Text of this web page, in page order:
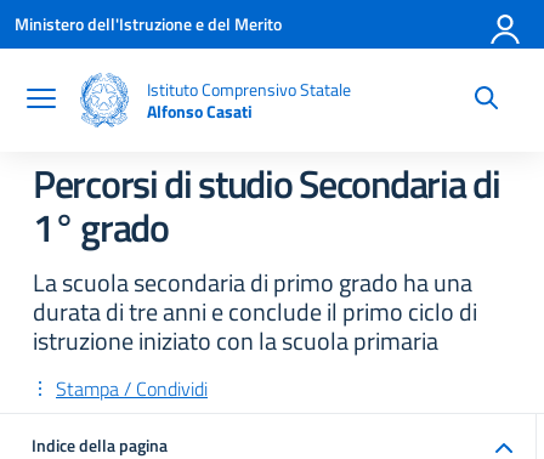
Vai ai contenuti
Vai al menu di navigazione
Vai al footer
Ministero dell'Istruzione e del Merito
Istituto Comprensivo Statale
Alfonso Casati
Percorsi di studio Secondaria di
1° grado
La scuola secondaria di primo grado ha una
durata di tre anni e conclude il primo ciclo di
istruzione iniziato con la scuola primaria
Stampa / Condividi
Indice della pagina